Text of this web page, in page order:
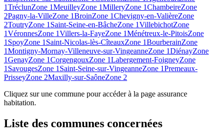
1TréclunZone 1MeuilleyZone 1MilleryZone 1ChambeireZone
2Pagny-la-VilleZone 1BroinZone 1Chevigny-en-ValièreZone
2ToutryZone 1Saint-Seine-en-BâcheZone 1VillebichotZone
1VéronnesZone 1Villers-la-FayeZone 1Ménétreux-le-PitoisZone
1SpoyZone 1Saint-Nicolas-lès-CîteauxZone 1BourberainZone
1Montigny-Mornay-Villeneuve-sur-VingeanneZone 1DiénayZone
1GenayZone 1CorgengouxZone 1Labergement-FoigneyZone
1SavougesZone 1Saint-Seine-sur-VingeanneZone 1Premeaux-
PrisseyZone 2Maxilly-sur-SaôneZone 2
Cliquez sur une commune pour accéder à la page assurance
habitation.
Liste des communes concernées